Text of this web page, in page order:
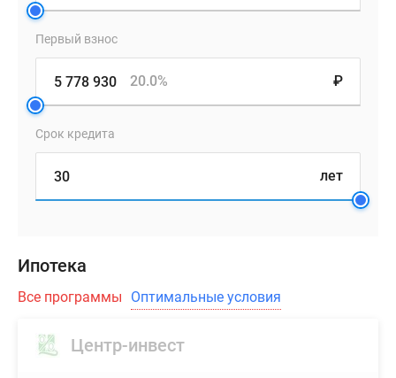
Первый взнос
₽
20.0%
Срок кредита
лет
Ипотека
Все программы Оптимальные условия
Центр-инвест